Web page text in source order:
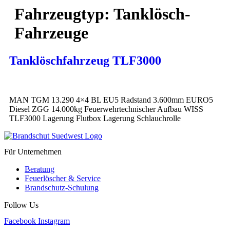
Fahrzeugtyp: Tanklösch-
Fahrzeuge
Tanklöschfahrzeug TLF3000
MAN TGM 13.290 4×4 BL EU5 Radstand 3.600mm EURO5
Diesel ZGG 14.000kg Feuerwehrtechnischer Aufbau WISS
TLF3000 Lagerung Flutbox Lagerung Schlauchrolle
Für Unternehmen
Beratung
Feuerlöscher & Service
Brandschutz-Schulung
Follow Us
Facebook Instagram